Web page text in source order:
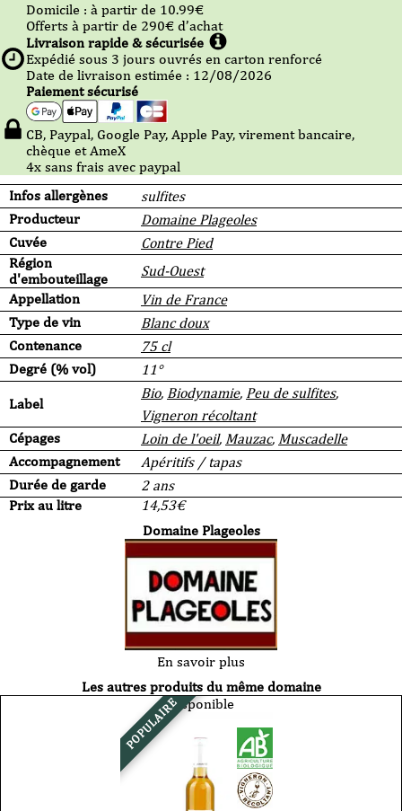
Infos allergènes
sulfites
Producteur
Domaine Plageoles
Cuvée
Contre Pied
Région
d'embouteillage
Sud-Ouest
Appellation
Vin de France
Type de vin
Blanc doux
Contenance
75 cl
Degré (% vol)
11°
Label
Bio, Biodynamie, Peu de sulfites,
Vigneron récoltant
Cépages
Loin de l'oeil, Mauzac, Muscadelle
Accompagnement
Apéritifs / tapas
Durée de garde
2 ans
Prix au litre
14,53€
Domicile : à partir de 10.99€
Offerts à partir de 290€ d’achat
Livraison rapide & sécurisée
Expédié sous 3 jours ouvrés en carton renforcé
Date de livraison estimée : 12/08/2026
Paiement sécurisé
CB, Paypal, Google Pay, Apple Pay, virement bancaire,
chèque et AmeX
4x sans frais avec paypal
Domaine Plageoles
En savoir plus
Les autres produits du même domaine
POPULAIREDisponible